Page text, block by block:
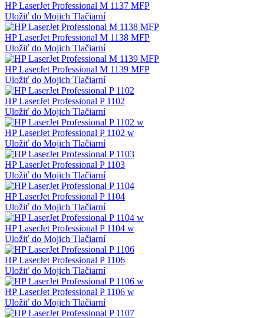
HP LaserJet Professional M 1137 MFP
Uložiť do Mojich Tlačiarní
HP LaserJet Professional M 1138 MFP
Uložiť do Mojich Tlačiarní
HP LaserJet Professional M 1139 MFP
Uložiť do Mojich Tlačiarní
HP LaserJet Professional P 1102
Uložiť do Mojich Tlačiarní
HP LaserJet Professional P 1102 w
Uložiť do Mojich Tlačiarní
HP LaserJet Professional P 1103
Uložiť do Mojich Tlačiarní
HP LaserJet Professional P 1104
Uložiť do Mojich Tlačiarní
HP LaserJet Professional P 1104 w
Uložiť do Mojich Tlačiarní
HP LaserJet Professional P 1106
Uložiť do Mojich Tlačiarní
HP LaserJet Professional P 1106 w
Uložiť do Mojich Tlačiarní